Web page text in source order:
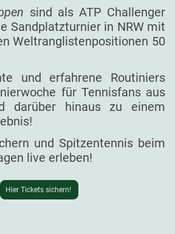
sind als ATP Challenger
Sandplatzturnier in NRW mit
Weltranglistenpositionen 50
und erfahrene Routiniers
für Tennisfans aus
darüber hinaus zu einem
und Spitzentennis beim
live erleben!
Hier Tickets sichern!